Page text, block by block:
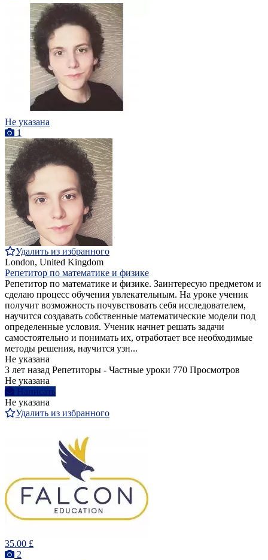
Не указана
1
Удалить из избранного
London, United Kingdom
Репетитор по математике и физике
Репетитор по математике и физике. Заинтересую предметом и
сделаю процесс обучения увлекательным. На уроке ученик
получит возможность почувствовать себя исследователем,
научится создавать собственные математические модели под
определенные условия. Ученик начнет решать задачи
самостоятельно и понимать их, отработает все необходимые
методы решения, научится узн...
Не указана
3 лет назад Репетиторы - Частные уроки 770 Просмотров
Не указана
Написать
Не указана
Удалить из избранного
35.00 £
2